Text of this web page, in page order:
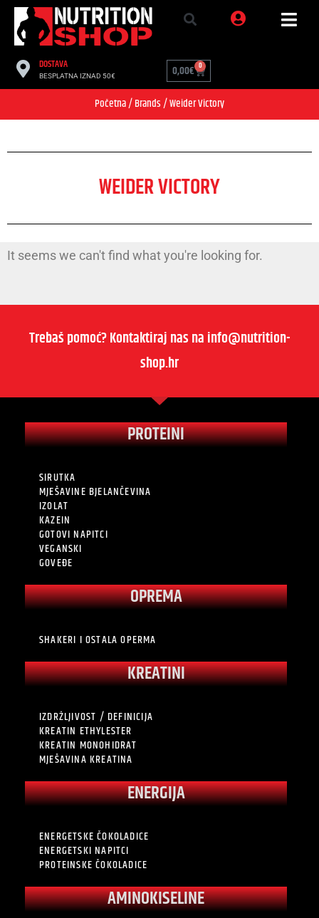
DOSTAVA
BESPLATNA IZNAD 50€ 0,00€ 0
Početna/ Brands / Weider Victory
WEIDER VICTORY
It seems we can't find what you're looking for.
Trebaš pomoć? Kontaktiraj nas na info@nutrition-
shop.hr
PROTEINI
SIRUTKA
MJEŠAVINE BJELANČEVINA
IZOLAT
KAZEIN
GOTOVI NAPITCI
VEGANSKI
GOVEĐE
OPREMA
SHAKERI I OSTALA OPERMA
KREATINI
IZDRŽLJIVOST / DEFINICIJA
KREATIN ETHYLESTER
KREATIN MONOHIDRAT
MJEŠAVINA KREATINA
ENERGIJA
ENERGETSKE ČOKOLADICE
ENERGETSKI NAPITCI
PROTEINSKE ČOKOLADICE
AMINOKISELINE